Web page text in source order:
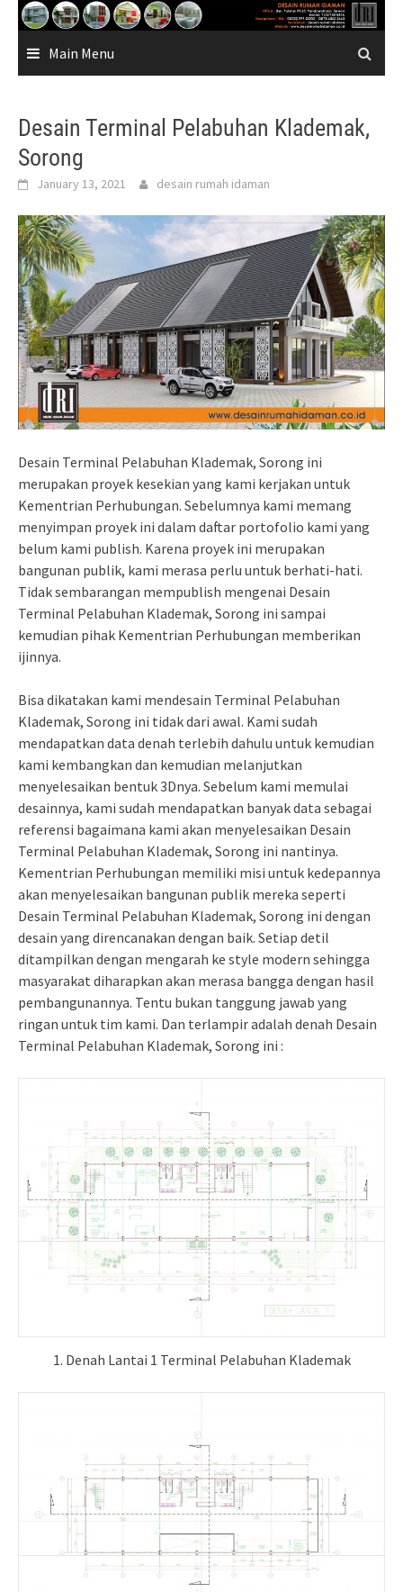
Skip
content Main Menu
Desain Terminal Pelabuhan Klademak,
Sorong
January 13, 2021 desain rumah idaman
Desain Terminal Pelabuhan Klademak, Sorong ini
merupakan proyek kesekian yang kami kerjakan untuk
Kementrian Perhubungan. Sebelumnya kami memang
menyimpan proyek ini dalam daftar portofolio kami yang
belum kami publish. Karena proyek ini merupakan
bangunan publik, kami merasa perlu untuk berhati-hati.
Tidak sembarangan mempublish mengenai Desain
Terminal Pelabuhan Klademak, Sorong ini sampai
kemudian pihak Kementrian Perhubungan memberikan
ijinnya.
Bisa dikatakan kami mendesain Terminal Pelabuhan
Klademak, Sorong ini tidak dari awal. Kami sudah
mendapatkan data denah terlebih dahulu untuk kemudian
kami kembangkan dan kemudian melanjutkan
menyelesaikan bentuk 3Dnya. Sebelum kami memulai
desainnya, kami sudah mendapatkan banyak data sebagai
referensi bagaimana kami akan menyelesaikan Desain
Terminal Pelabuhan Klademak, Sorong ini nantinya.
Kementrian Perhubungan memiliki misi untuk kedepannya
akan menyelesaikan bangunan publik mereka seperti
Desain Terminal Pelabuhan Klademak, Sorong ini dengan
desain yang direncanakan dengan baik. Setiap detil
ditampilkan dengan mengarah ke style modern sehingga
masyarakat diharapkan akan merasa bangga dengan hasil
pembangunannya. Tentu bukan tanggung jawab yang
ringan untuk tim kami. Dan terlampir adalah denah Desain
Terminal Pelabuhan Klademak, Sorong ini :
1. Denah Lantai 1 Terminal Pelabuhan Klademak